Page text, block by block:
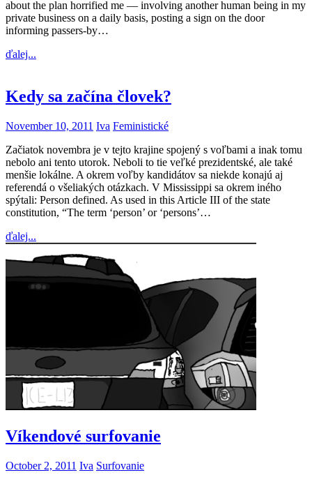
about the plan horrified me — involving another human being in my
private business on a daily basis, posting a sign on the door
informing passers-by…
ďalej...
Kedy sa začína človek?
November 10, 2011 Iva Feministické
Začiatok novembra je v tejto krajine spojený s voľbami a inak tomu
nebolo ani tento utorok. Neboli to tie veľké prezidentské, ale také
menšie lokálne. A okrem voľby kandidátov sa niekde konajú aj
referendá o všeliakých otázkach. V Mississippi sa okrem iného
spýtali: Person defined. As used in this Article III of the state
constitution, “The term ‘person’ or ‘persons’…
ďalej...
Víkendové surfovanie
October 2, 2011 Iva Surfovanie